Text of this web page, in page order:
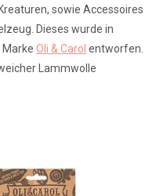
sowie Accessoires
Dieses wurde in
Oli & Carol entworfen.
Lammwolle